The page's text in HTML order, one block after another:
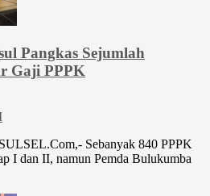
Pangkas Sejumlah
Gaji PPPK
Sebanyak 840 PPPK
I dan II, namun Pemda Bulukumba